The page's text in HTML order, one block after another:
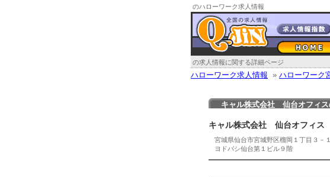
のハローワーク求人情報
の求人情報に関する詳細ページ
ハローワーク求人情報 » ハローワーク
キャル株式会社 仙台オフィス
キャル株式会社 仙台オフィス
宮城県仙台市宮城野区榴岡１丁目３－１
ヨドバシ仙台第１ビル９階